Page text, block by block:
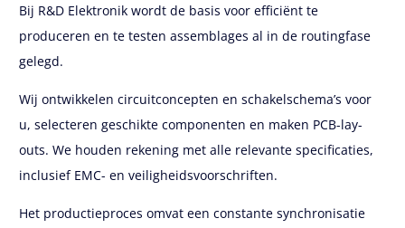
Bij R&D Elektronik wordt de basis voor efficiënt te
produceren en te testen assemblages al in de routingfase
gelegd.
Wij ontwikkelen circuitconcepten en schakelschema’s voor
u, selecteren geschikte componenten en maken PCB-lay-
outs. We houden rekening met alle relevante specificaties,
inclusief EMC- en veiligheidsvoorschriften.
Het productieproces omvat een constante synchronisatie